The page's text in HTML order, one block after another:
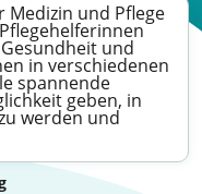
Medizin und Pflege
und
in verschiedenen
spannende
geben, in
werden und